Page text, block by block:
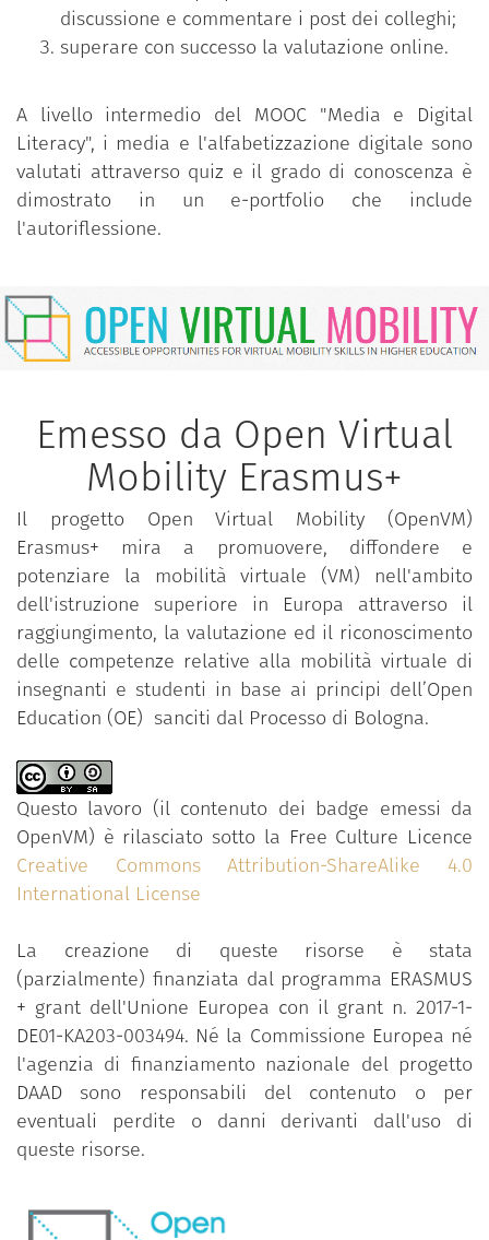
discussione e commentare i post dei colleghi;
superare con successo la valutazione online.
A livello intermedio del MOOC "Media e Digital
Literacy", i media e l'alfabetizzazione digitale sono
valutati attraverso quiz e il grado di conoscenza è
dimostrato in un e-portfolio che include
l'autoriflessione.
Emesso da Open Virtual
Mobility Erasmus+
Il progetto Open Virtual Mobility (OpenVM)
Erasmus+ mira a promuovere, diffondere e
potenziare la mobilità virtuale (VM) nell'ambito
dell'istruzione superiore in Europa attraverso il
raggiungimento, la valutazione ed il riconoscimento
delle competenze relative alla mobilità virtuale di
insegnanti e studenti in base ai principi dell’Open
Education (OE) sanciti dal Processo di Bologna.
Questo lavoro (il contenuto dei badge emessi da
OpenVM) è rilasciato sotto la Free Culture Licence
Creative Commons Attribution-ShareAlike 4.0
International License
La creazione di queste risorse è stata
(parzialmente) finanziata dal programma ERASMUS
+ grant dell'Unione Europea con il grant n. 2017-1-
DE01-KA203-003494. Né la Commissione Europea né
l'agenzia di finanziamento nazionale del progetto
DAAD sono responsabili del contenuto o per
eventuali perdite o danni derivanti dall'uso di
queste risorse.